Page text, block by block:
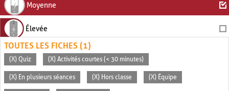
Moyenne
Élevée
TOUTES LES FICHES (1)
(X) Quiz (X) Activités courtes (< 30 minutes)
(X) En plusieurs séances (X) Hors classe (X) Équipe